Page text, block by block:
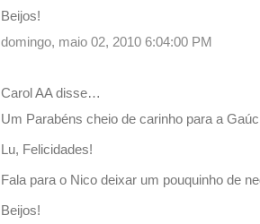
Beijos!
domingo, maio 02, 2010 6:04:00 PM
Carol AA disse…
Um Parabéns cheio de carinho para a
Lu, Felicidades!
Fala para o Nico deixar um pouquinho de
Beijos!